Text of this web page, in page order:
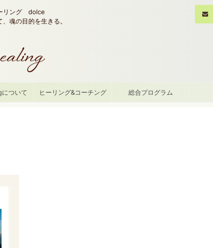
リング dolce
魂の目的を生きる。
ついて ヒーリング&コーチング 総合プログラム